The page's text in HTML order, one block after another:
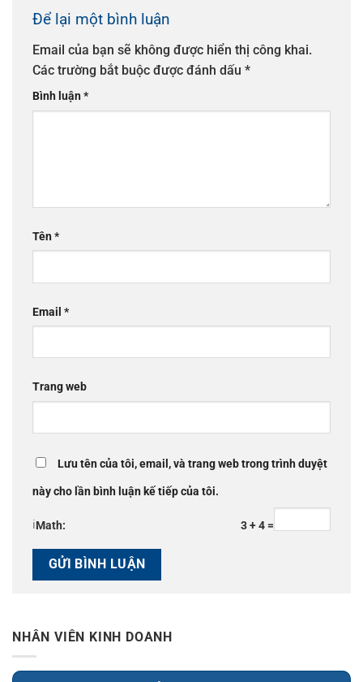
Để lại một bình luận
Email của bạn sẽ không được hiển thị công khai.
Các trường bắt buộc được đánh dấu *
Bình luận*
Tên*
Email *
Trang web
Lưu tên của tôi, email, và trang web trong trình duyệt
này cho lần bình luận kế tiếp của tôi.
ℹMath: 3 + 4 =
NHÂN VIÊN KINH DOANH